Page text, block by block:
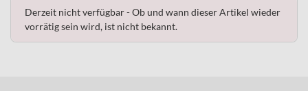
Derzeit nicht verfügbar - Ob und wann dieser Artikel wieder
vorrätig sein wird, ist nicht bekannt.